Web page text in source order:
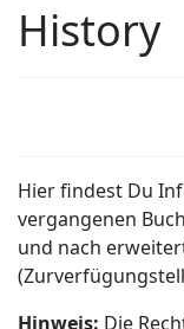
History
Hier findest Du
vergangenen
und nach
Hinweis: Die